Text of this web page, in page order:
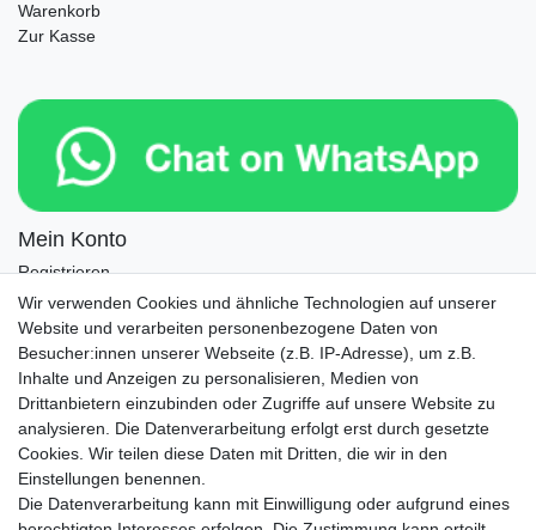
Warenkorb
Zur Kasse
Mein Konto
Registrieren
Login
Newsletter
E-MAIL **
Newsletter
Honig
Hiermit bestätige ich, dass ich die
Einwilligung kann ich jederzeit widerrufen.**
Wir verwenden Cookies und ähnliche Technologien auf unserer
Website und verarbeiten personenbezogene Daten von
Besucher:innen unserer Webseite (z.B. IP-Adresse), um z.B.
Inhalte und Anzeigen zu personalisieren, Medien von
Drittanbietern einzubinden oder Zugriffe auf unsere Website zu
analysieren. Die Datenverarbeitung erfolgt erst durch gesetzte
Cookies. Wir teilen diese Daten mit Dritten, die wir in den
Einstellungen benennen.
Die Datenverarbeitung kann mit Einwilligung oder aufgrund eines